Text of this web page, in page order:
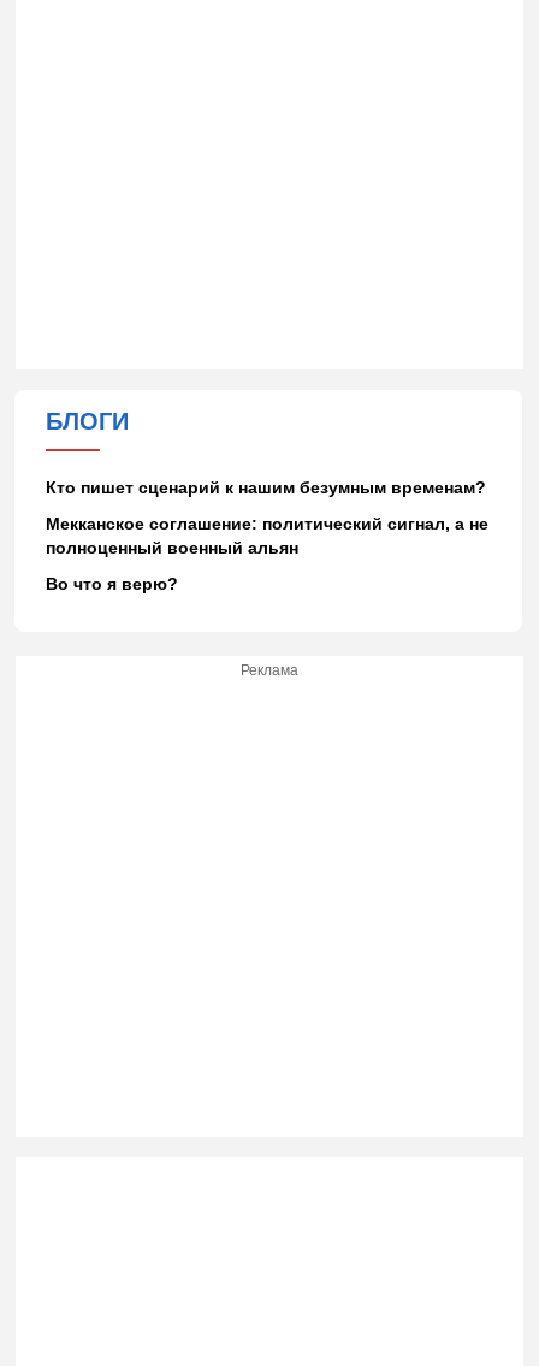
БЛОГИ
Кто пишет сценарий к нашим безумным временам?
Мекканское соглашение: политический сигнал, а не
полноценный военный альян
Во что я верю?
Реклама